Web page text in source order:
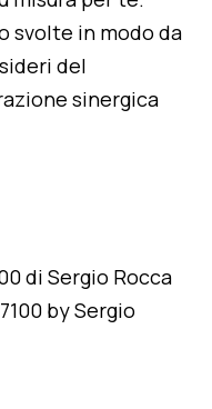
svolte in modo da
del
sinergica